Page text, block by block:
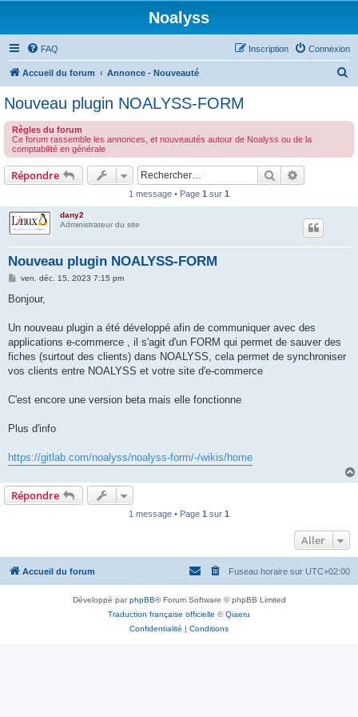
Noalyss
FAQ Connexion
Inscription
Accueil du forum Annonce - Nouveauté
h
r
Nouveau plugin NOALYSS-FORM
Règles du forum
Ce forum rassemble les annonces, et nouveautés autour de Noalyss ou de la
comptabilité en générale
Répondre Rechercher
1 message • Page 1 sur 1
dany2
Administrateur du site
Nouveau plugin NOALYSS-FORM
M
s
g
ven. déc. 15, 2023 7:15 pm
Bonjour,
Un nouveau plugin a été développé afin de communiquer avec des
applications e-commerce , il s'agit d'un FORM qui permet de sauver des
fiches (surtout des clients) dans NOALYSS, cela permet de synchroniser
vos clients entre NOALYSS et votre site d'e-commerce
C'est encore une version beta mais elle fonctionne
Plus d'info
https://gitlab.com/noalyss/noalyss-form/-/wikis/home
Répondre
1 message • Page 1 sur 1
Aller
Accueil du forum Fuseau horaire sur UTC+02:00
Développé parphpBB® Forum Software © phpBB Limited
Traduction française officielle ©Qiaeru
Confidentialité | Conditions